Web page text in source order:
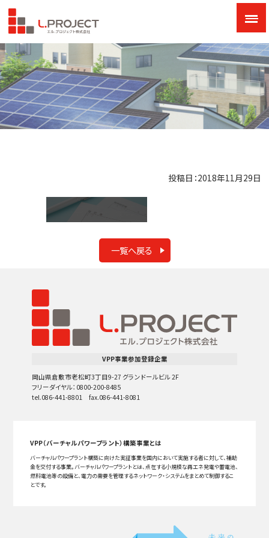
投稿日：2018年11月29日
一覧へ戻る
VPP事業参加登録企業
岡山県倉敷市老松町3丁目9-27 グランドールビル 2F
フリーダイヤル：0800-200-8485
tel.086-441-8801 fax.086-441-8081
VPP（バーチャルパワープラント）構築事業とは
バーチャルパワープラント構築に向けた実証事業を国内において実施する者に対して、補助
金を交付する事業。バーチャルパワープラントとは、点在する小規模な再エネ発電や蓄電池、
燃料電池等の設備と、電力の需要を管理するネットワーク・システムをまとめて制御するこ
とです。